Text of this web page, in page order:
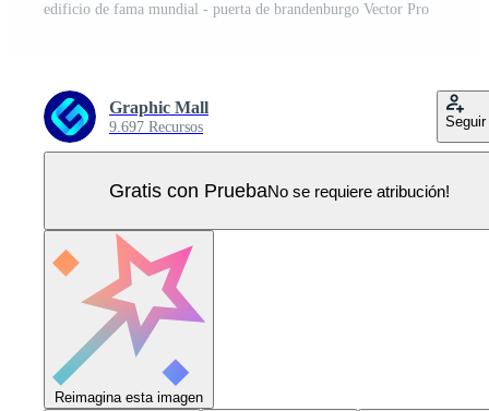
edificio de fama mundial - puerta de brandenburgo Vector Pro
Graphic Mall
9.697 Recursos Seguir
Gratis con PruebaNo se requiere atribución!
Reimagina esta imagen